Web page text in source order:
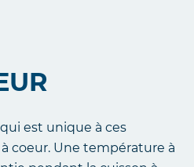
est unique à ces
coeur. Une température à